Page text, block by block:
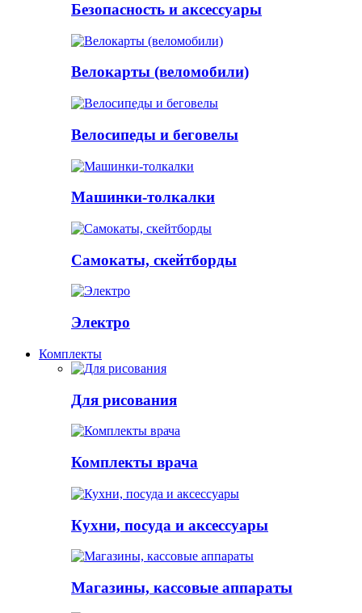
Безопасность и аксессуары
Велокарты (веломобили)
Велосипеды и беговелы
Машинки-толкалки
Самокаты, скейтборды
Электро
Комплекты
Для рисования
Комплекты врача
Кухни, посуда и аксессуары
Магазины, кассовые аппараты